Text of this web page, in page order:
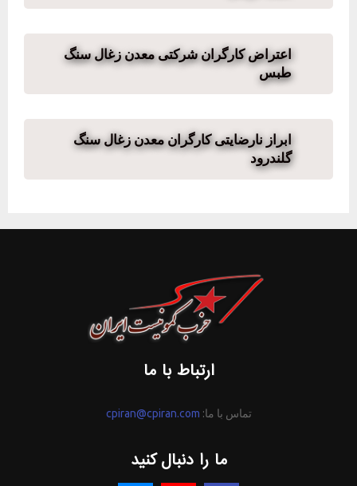
اعتراض کارگران شرکتی معدن زغال سنگ
طبس
ابراز نارضایتی کارگران معدن زغال سنگ
گلندرود
ارتباط با ما
تماس با ما: cpiran@cpiran.com
ما را دنبال کنید